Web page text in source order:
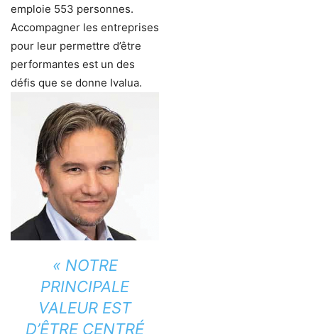
emploie 553 personnes.
Accompagner les entreprises
pour leur permettre d’être
performantes est un des
défis que se donne Ivalua.
« NOTRE
PRINCIPALE
VALEUR EST
D’ÊTRE CENTRÉ